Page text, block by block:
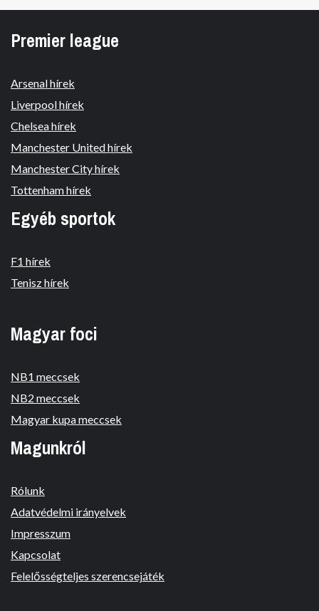
Premier league
Arsenal hírek
Liverpool hírek
Chelsea hírek
Manchester United hírek
Manchester City hírek
Tottenham hírek
Egyéb sportok
F1 hírek
Tenisz hírek
Magyar foci
NB1 meccsek
NB2 meccsek
Magyar kupa meccsek
Magunkról
Rólunk
Adatvédelmi irányelvek
Impresszum
Kapcsolat
Felelősségteljes szerencsejáték